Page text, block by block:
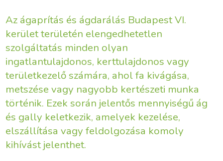
Az ágaprítás és ágdarálás Budapest VI.
kerület területén elengedhetetlen
szolgáltatás minden olyan
ingatlantulajdonos, kerttulajdonos vagy
területkezelő számára, ahol fa kivágása,
metszése vagy nagyobb kertészeti munka
történik. Ezek során jelentős mennyiségű ág
és gally keletkezik, amelyek kezelése,
elszállítása vagy feldolgozása komoly
kihívást jelenthet.